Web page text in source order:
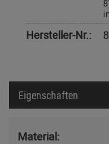
Hersteller-Nr.:
Eigenschaften
Material: